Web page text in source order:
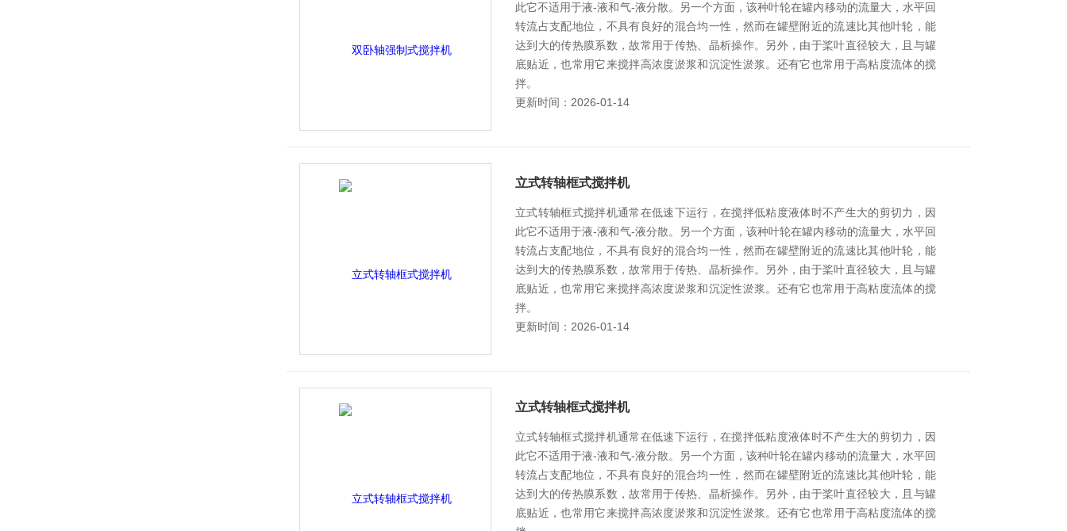
此它不适用于液-液和气-液分散。另一个方面，该种叶轮在罐内移动的流量大，水平回
转流占支配地位，不具有良好的混合均一性，然而在罐壁附近的流速比其他叶轮，能
达到大的传热膜系数，故常用于传热、晶析操作。另外，由于桨叶直径较大，且与罐
底贴近，也常用它来搅拌高浓度淤浆和沉淀性淤浆。还有它也常用于高粘度流体的搅
拌。
更新时间：2026-01-14
立式转轴框式搅拌机
立式转轴框式搅拌机通常在低速下运行，在搅拌低粘度液体时不产生大的剪切力，因
此它不适用于液-液和气-液分散。另一个方面，该种叶轮在罐内移动的流量大，水平回
转流占支配地位，不具有良好的混合均一性，然而在罐壁附近的流速比其他叶轮，能
达到大的传热膜系数，故常用于传热、晶析操作。另外，由于桨叶直径较大，且与罐
底贴近，也常用它来搅拌高浓度淤浆和沉淀性淤浆。还有它也常用于高粘度流体的搅
拌。
更新时间：2026-01-14
立式转轴框式搅拌机
立式转轴框式搅拌机通常在低速下运行，在搅拌低粘度液体时不产生大的剪切力，因
此它不适用于液-液和气-液分散。另一个方面，该种叶轮在罐内移动的流量大，水平回
转流占支配地位，不具有良好的混合均一性，然而在罐壁附近的流速比其他叶轮，能
达到大的传热膜系数，故常用于传热、晶析操作。另外，由于桨叶直径较大，且与罐
底贴近，也常用它来搅拌高浓度淤浆和沉淀性淤浆。还有它也常用于高粘度流体的搅